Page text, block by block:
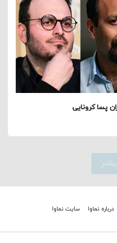
پسا کرونایی
درباره نماوا سایت نماوا